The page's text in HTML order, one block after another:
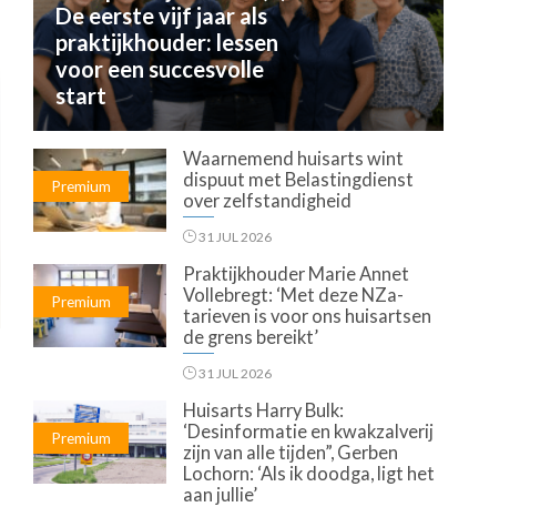
De eerste vijf jaar als
praktijkhouder: lessen
voor een succesvolle
start
Premium
Waarnemend huisarts wint
dispuut met Belastingdienst
over zelfstandigheid
31 JUL 2026
Premium
Praktijkhouder Marie Annet
Vollebregt: ‘Met deze NZa-
tarieven is voor ons huisartsen
de grens bereikt’
31 JUL 2026
Premium
Huisarts Harry Bulk:
‘Desinformatie en kwakzalverij
zijn van alle tijden”, Gerben
Lochorn: ‘Als ik doodga, ligt het
aan jullie’